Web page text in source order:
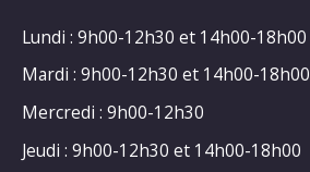
Lundi : 9h00-12h30 et 14h00-18h00
Mardi : 9h00-12h30 et 14h00-18h00
Mercredi : 9h00-12h30
Jeudi : 9h00-12h30 et 14h00-18h00